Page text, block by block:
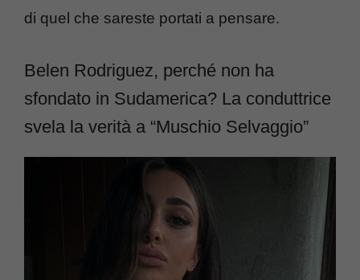
di quel che sareste portati a pensare.
Belen Rodriguez, perché non ha
sfondato in Sudamerica? La conduttrice
svela la verità a “Muschio Selvaggio”